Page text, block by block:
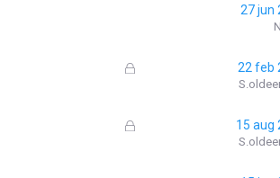
27 jun
G
o
22 feb
G
15 aug